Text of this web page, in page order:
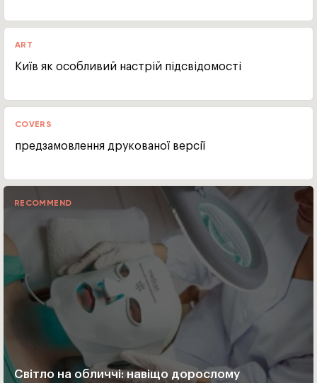
ART
Київ як особливий настрій підсвідомості
COVERS
предзамовлення друкованої версії
RECOMMEND
Світло на обличчі: навіщо дорослому